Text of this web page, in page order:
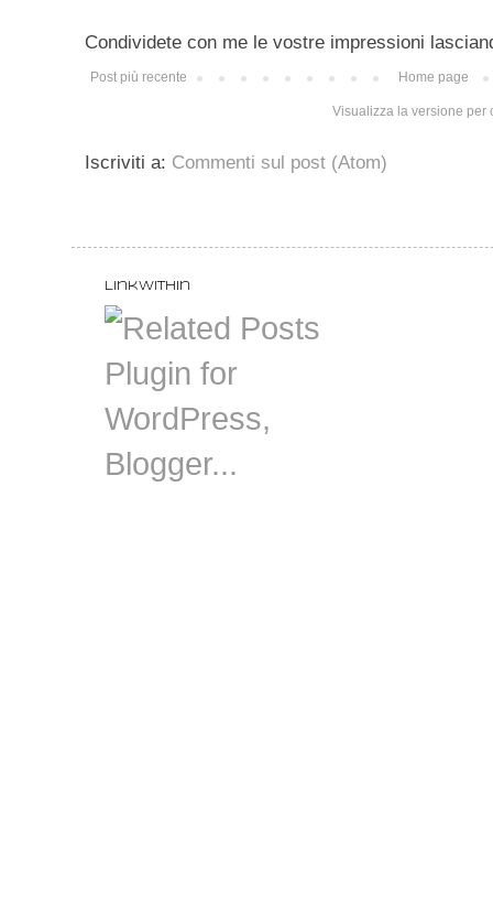
Condividete con me le vostre impressioni
Post più recente Home page
Visualizza la versione per
Iscriviti a: Commenti sul post (Atom)
LinkWithin